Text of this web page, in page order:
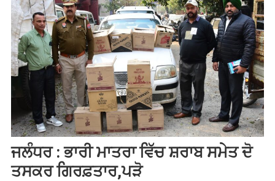
ਜਲੰਧਰ : ਭਾਰੀ ਮਾਤਰਾ ਵਿੱਚ ਸ਼ਰਾਬ ਸਮੇਤ ਦੋ
ਤਸਕਰ ਗਿਰਫ਼ਤਾਰ,ਪੜੋ